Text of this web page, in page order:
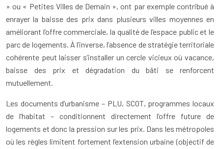
» ou « Petites Villes de Demain », ont par exemple contribué à
enrayer la baisse des prix dans plusieurs villes moyennes en
améliorant l’offre commerciale, la qualité de l’espace public et le
parc de logements. À l’inverse, l’absence de stratégie territoriale
cohérente peut laisser s’installer un cercle vicieux où vacance,
baisse des prix et dégradation du bâti se renforcent
mutuellement.
Les documents d’urbanisme – PLU, SCOT, programmes locaux
de l’habitat – conditionnent directement l’offre future de
logements et donc la pression sur les prix. Dans les métropoles
où les règles limitent fortement l’extension urbaine (objectif de